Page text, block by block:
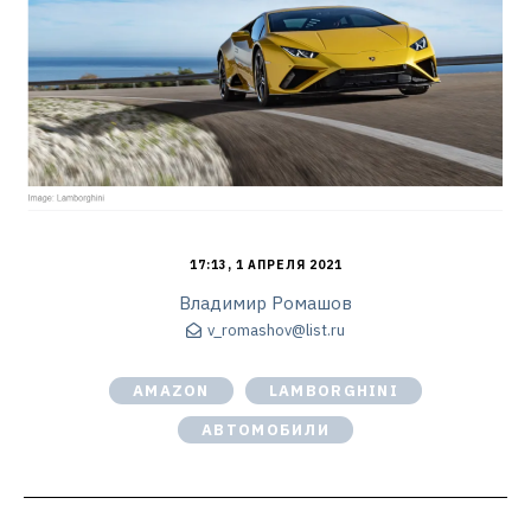
17:13, 1 АПРЕЛЯ 2021
Владимир Ромашов
v_romashov@list.ru
AMAZON
LAMBORGHINI
АВТОМОБИЛИ